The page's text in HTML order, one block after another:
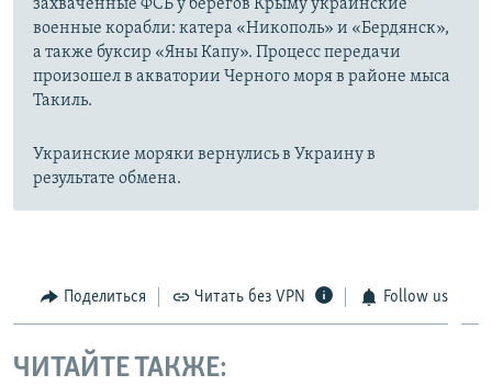
захваченные ФСБ у берегов Крыму украинские
военные корабли: катера «Никополь» и «Бердянск»,
а также буксир «Яны Капу». Процесс передачи
произошел в акватории Черного моря в районе мыса
Такиль.
Украинские моряки вернулись в Украину в
результате обмена.
Поделиться Читать без VPN Follow us
ЧИТАЙТЕ ТАКЖЕ: